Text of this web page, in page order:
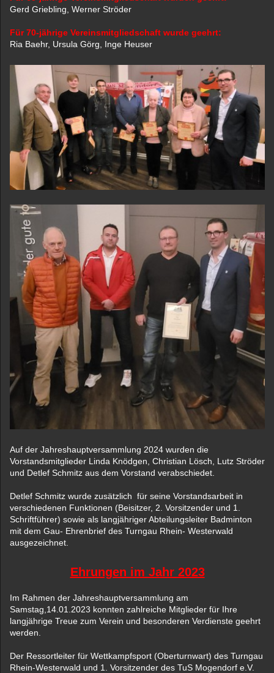
Gerd Griebling, Werner Ströder
Für 70-jährige Vereinsmitgliedschaft wurde geehrt:
Ria Baehr, Ursula Görg, Inge Heuser
Auf der Jahreshauptversammlung 2024 wurden die
Vorstandsmitglieder Linda Knödgen, Christian Lösch, Lutz Ströder
und Detlef Schmitz aus dem Vorstand verabschiedet.
Detlef Schmitz wurde zusätzlich für seine Vorstandsarbeit in
verschiedenen Funktionen (Beisitzer, 2. Vorsitzender und 1.
Schriftführer) sowie als langjähriger Abteilungsleiter Badminton
mit dem Gau- Ehrenbrief des Turngau Rhein- Westerwald
ausgezeichnet.
Ehrungen im Jahr 2023
Im Rahmen der Jahreshauptversammlung am
Samstag,14.01.2023 konnten zahlreiche Mitglieder für Ihre
langjährige Treue zum Verein und besonderen Verdienste geehrt
werden.
Der Ressortleiter für Wettkampfsport (Oberturnwart) des Turngau
Rhein-Westerwald und 1. Vorsitzender des TuS Mogendorf e.V.